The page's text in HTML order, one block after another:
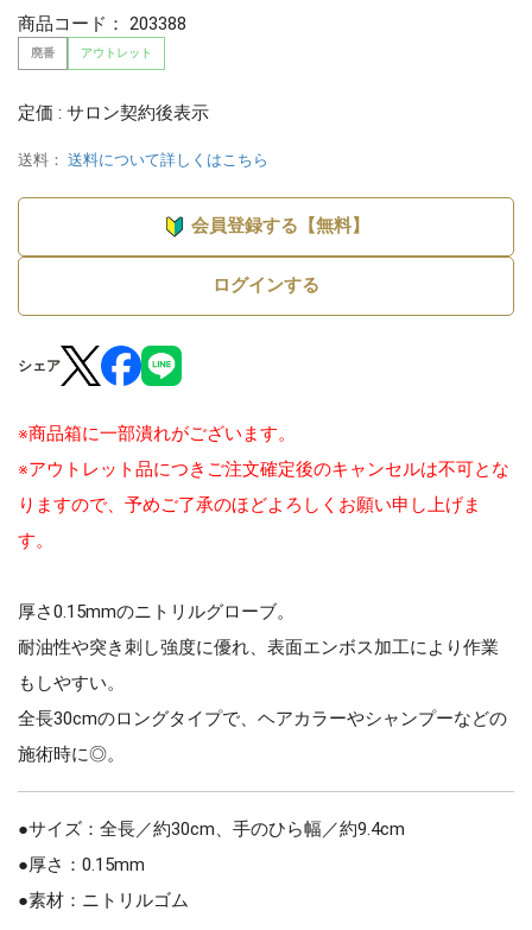
商品コード： 203388
廃番 アウトレット
定価 : サロン契約後表示
送料： 送料について詳しくはこちら
会員登録する【無料】
ログインする
シェア
※商品箱に一部潰れがございます。
※アウトレット品につきご注文確定後のキャンセルは不可とな
りますので、予めご了承のほどよろしくお願い申し上げま
す。
厚さ0.15mmのニトリルグローブ。
耐油性や突き刺し強度に優れ、表面エンボス加工により作業
もしやすい。
全長30cmのロングタイプで、ヘアカラーやシャンプーなどの
施術時に◎。
●サイズ：全長／約30cm、手のひら幅／約9.4cm
●厚さ：0.15mm
●素材：ニトリルゴム